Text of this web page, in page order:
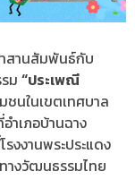
สานสัมพันธ์กับ
ม “ประเพณี
นในเขตเทศบาล
ำเภอบ้านฉาง
งงานพระประแดง
างวัฒนธรรมไทย